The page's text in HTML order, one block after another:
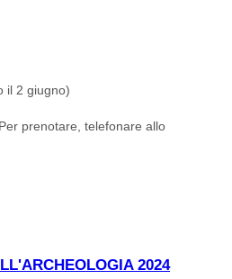
il 2 giugno)
prenotare, telefonare allo
2024